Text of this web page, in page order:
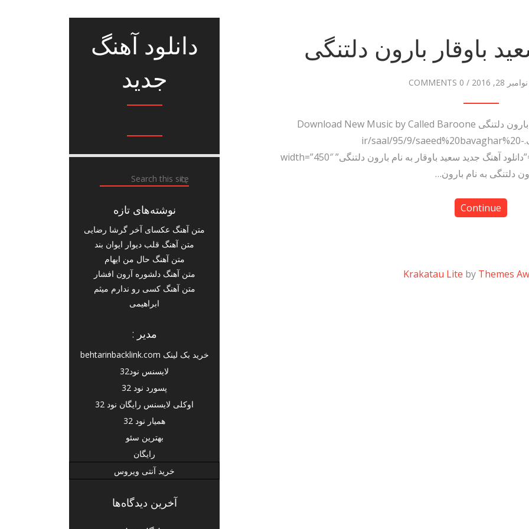
دانلود آهنگ
جدید
نوشته‌های تازه
متن آهنگ عکسای آخر گرشا رضایی
متن آهنگ قلب دیوار ایوان بند
متن آهنگ حال من ایهام
متن آهنگ دلشوره آرون افشار
متن آهنگ کسی رو ندارم میثم
ابراهیمی
مدیر :
خرید بک لینک behtarinbacklink.com
لایسنس نود32
پسورد نود 32
اوکلی لایسنس رایگان نود 32
همیار نود 32
بهترین سئو
رایگان
خرید آنتی ویروس
آخرین دیدگاه‌ها
باوقار بارون دلتنگی
نوامبر 28, 2016 /
0 COMMENTS
دانلود آهنگ سعید باوقار بارون دلتنگی به نام بارون دلتنگی Download New Music by Called Baroone
Deltangi <img src="http://dl.sدانلود آهنگ.ir/saal/95/9/saeed%20bavaghar%20-
%20Baroon%20e%20deltangi.jpg” alt=”دانلود آهنگ جدید سعید باوقار به نام بارون دلتنگی” width=”450″
Continue
Krakatau Lite by Themes